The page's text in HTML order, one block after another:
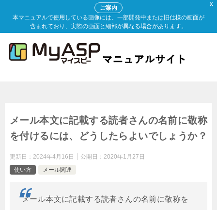
X
ご案内
本マニュアルで使用している画像には、一部開発中または旧仕様の画面が
含まれており、実際の画面と細部が異なる場合があります。
メール本文に記載する読者さんの名前に敬称
を付けるには、どうしたらよいでしょうか？
更新日： 2024年4月16日 公開日： 2020年1月27日
使い方
メール関連
メール本文に記載する読者さんの名前に敬称を